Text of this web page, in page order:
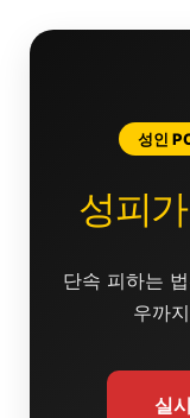
성인
성피
단속 피하는
우까
실